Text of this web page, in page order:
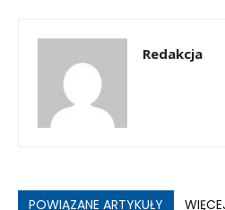
Redakcja
POWIĄZANE ARTYKUŁY